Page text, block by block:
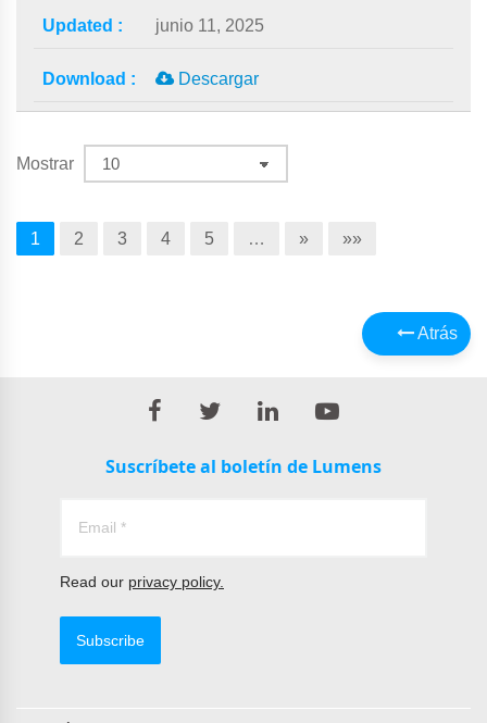
junio 11, 2025
Descargar
Mostrar
1 2 3 4 5 … » »»
Atrás
Suscríbete al boletín de Lumens
Read our privacy policy.
Subscribe